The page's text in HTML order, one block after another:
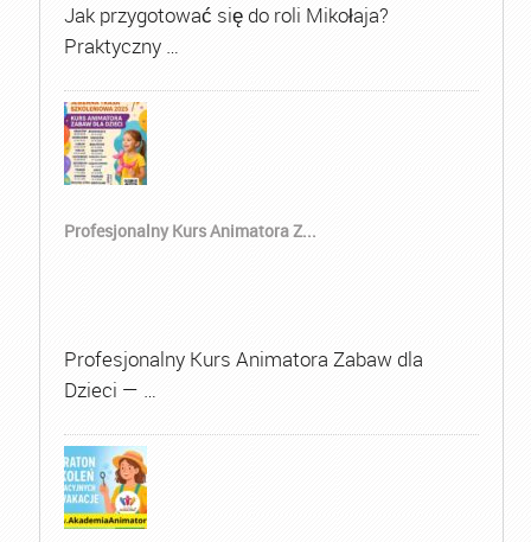
Jak przygotować się do roli Mikołaja?
Praktyczny …
Profesjonalny Kurs Animatora Z...
Profesjonalny Kurs Animatora Zabaw dla
Dzieci — …